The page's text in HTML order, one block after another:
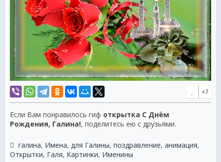
+7
Если Вам понравилось гиф открытка С Днём
Рождения, Галина!, поделитесь ею с друзьями.
галина, Имена, для Галины, поздравление, анимация,
Открытки, Галя, Картинки, Именины